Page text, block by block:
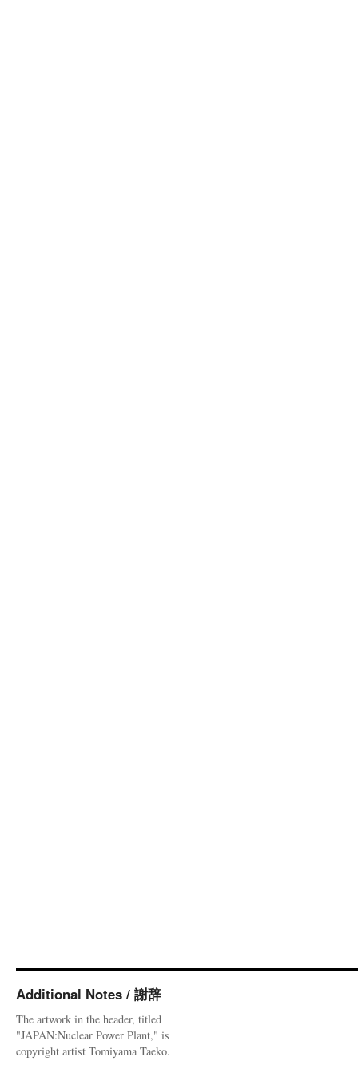
Additional Notes / 謝辞
The artwork in the header, titled
"JAPAN:Nuclear Power Plant," is
copyright artist Tomiyama Taeko.